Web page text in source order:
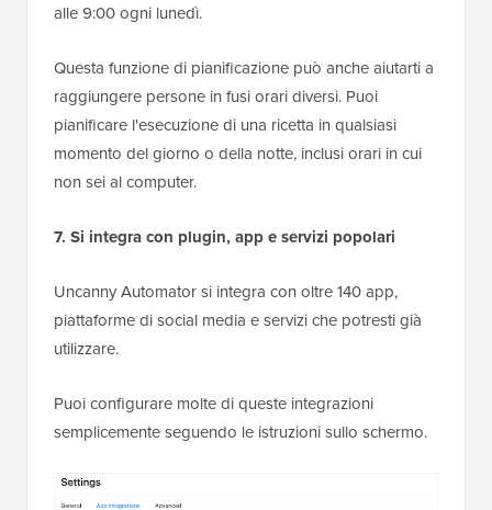
alle 9:00 ogni lunedì.
Questa funzione di pianificazione può anche aiutarti a
raggiungere persone in fusi orari diversi. Puoi
pianificare l'esecuzione di una ricetta in qualsiasi
momento del giorno o della notte, inclusi orari in cui
non sei al computer.
7. Si integra con plugin, app e servizi popolari
Uncanny Automator si integra con oltre 140 app,
piattaforme di social media e servizi che potresti già
utilizzare.
Puoi configurare molte di queste integrazioni
semplicemente seguendo le istruzioni sullo schermo.